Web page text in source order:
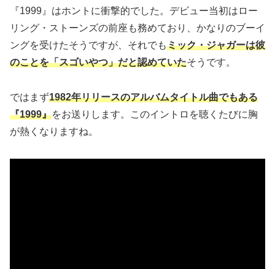
『1999』はホントに衝撃的でした。デビュー当初はロー
リング・ストーンズの前座も務めており、かなりのブーイ
ングを受けたそうですが、それでもミック・ジャガーは彼
のことを「スゴいやつ」だと認めていたそうです。
ではまず1982年リリースのアルバムタイトル曲でもある
『1999』をお送りします。このイントロを聴くたびに胸
が熱くなりますね。